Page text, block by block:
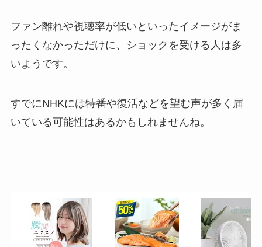
ファン離れや視聴率が低いといったイメージがま
ったくなかっただけに、ショックを受ける人は多
いようです。
すでにNHKには特番や復活などを望む声が多く届
いている可能性はあるかもしれませんね。